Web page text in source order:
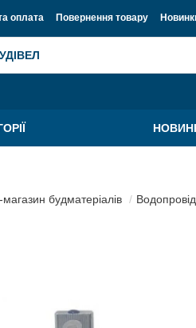
оплата Повернення товару
магазин будматеріалів